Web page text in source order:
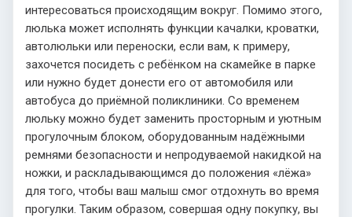
интересоваться происходящим вокруг. Помимо этого,
люлька может исполнять функции качалки, кроватки,
автолюльки или переноски, если вам, к примеру,
захочется посидеть с ребёнком на скамейке в парке
или нужно будет донести его от автомобиля или
автобуса до приёмной поликлиники. Со временем
люльку можно будет заменить просторным и уютным
прогулочным блоком, оборудованным надёжными
ремнями безопасности и непродуваемой накидкой на
ножки, и раскладывающимся до положения «лёжа»
для того, чтобы ваш малыш смог отдохнуть во время
прогулки. Таким образом, совершая одну покупку, вы